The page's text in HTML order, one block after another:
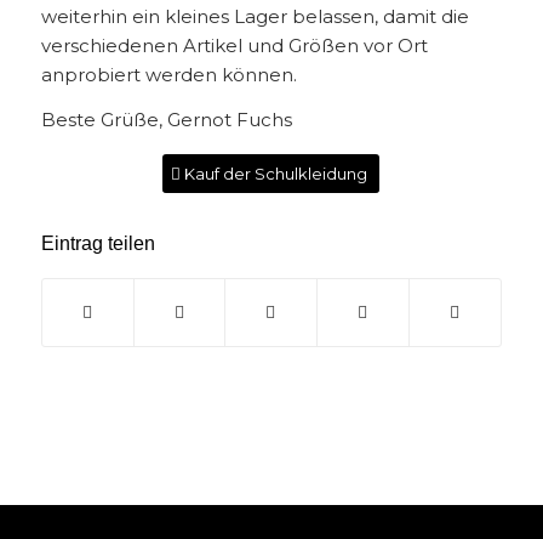
weiterhin ein kleines Lager belassen, damit die
verschiedenen Artikel und Größen vor Ort
anprobiert werden können.
Beste Grüße, Gernot Fuchs
Kauf der Schulkleidung
Eintrag teilen